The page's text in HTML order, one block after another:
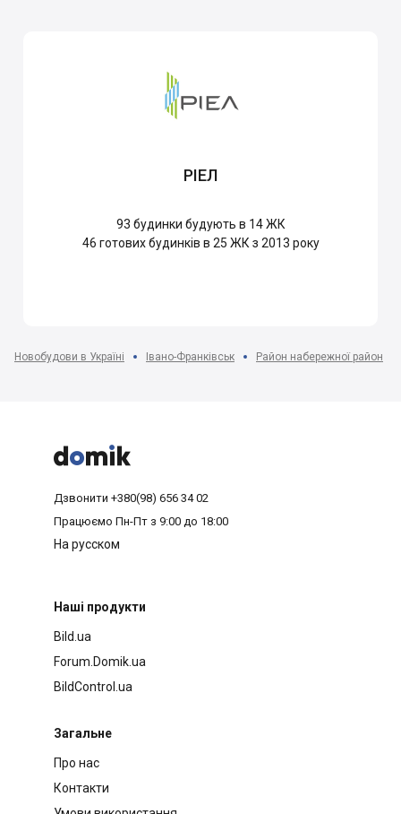
РІЕЛ
93 будинки будують в 14 ЖК
46 готових будинків в 25 ЖК з 2013 року
Новобудови в Україні Івано-Франківськ Район набережної район



Дзвонити +380(98) 656 34 02
Працюємо Пн-Пт з 9:00 до 18:00
На русском
Наші продукти
Bild.ua
Forum.Domik.ua
BildControl.ua
Загальне
Про нас
Контакти